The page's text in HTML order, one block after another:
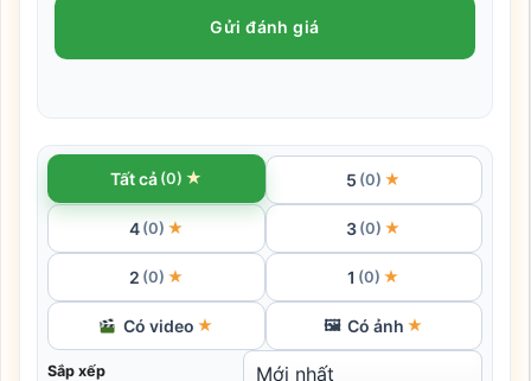
Gửi đánh giá
Tất cả (0) ★ 5 (0) ★
4 (0) ★ 3 (0) ★
2 (0) ★ 1 (0) ★
Có video ★ 🖼 Có ảnh ★
Sắp xếp